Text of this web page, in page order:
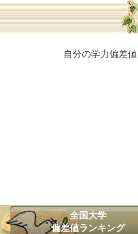
自分の学力偏差
全国大学
偏差値ランキング